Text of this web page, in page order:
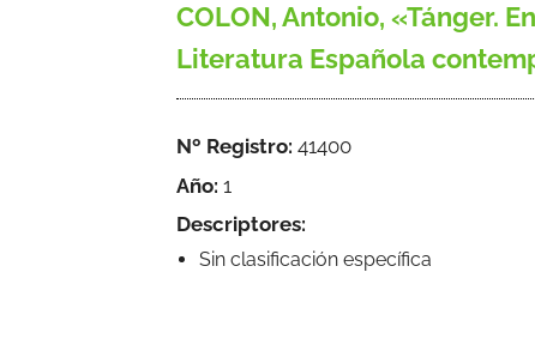
COLON, Antonio, «Tánger.
Literatura Española
Nº Registro: 41400
Año: 1
Descriptores:
Sin clasificación específica